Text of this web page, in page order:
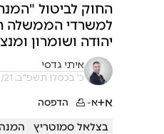
החוק לביטול
למשרדי הממשלה
יהודה ושומרון
איתי גדסי
כ' בכסלו תשפ"ב, 24/11/21 15:37
א+א- הדפסה
בצלאל סמוטריץ